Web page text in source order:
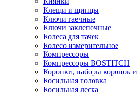
Клещи и щипцы
Ключи гаечные
Ключи заклепочные
Колеса для тачек
Колесо измерительное
Компрессоры
Компрессоры BOSTITCH
Коронки, наборы коронок и
Косильная головка
Косильная леска